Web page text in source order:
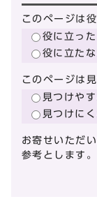
このページは
役に立った
役に立た
このページは
見つけや
見つけに
お寄せいただ
参考とします。